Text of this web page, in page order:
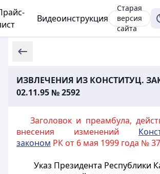
Видеоинструкция
Старая
версия
сайта
ИЗВЛЕЧЕНИЯ ИЗ КОНСТИТУЦ.
02.11.95 № 2592
Заголовок и преамбула,
внесения изменений
законом РК от 6 мая 1999 года №
Указ Президента Республики